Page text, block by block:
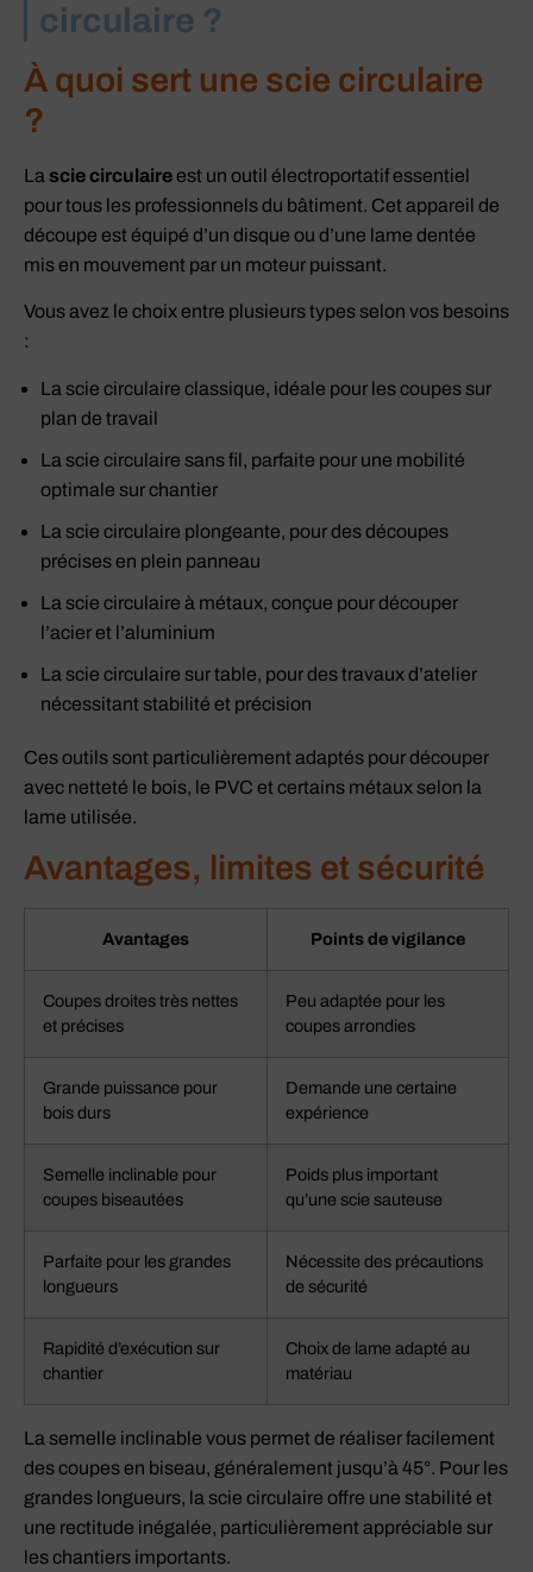
circulaire ?
À quoi sert une scie circulaire
?
La scie circulaireest un outil électroportatif essentiel
pour tous les professionnels du bâtiment. Cet appareil de
découpe est équipé d’un disque ou d’une lame dentée
mis en mouvement par un moteur puissant.
Vous avez le choix entre plusieurs types selon vos besoins
:
La scie circulaire classique, idéale pour les coupes sur
plan de travail
La scie circulaire sans fil, parfaite pour une mobilité
optimale sur chantier
La scie circulaire plongeante, pour des découpes
précises en plein panneau
La scie circulaire à métaux, conçue pour découper
l’acier et l’aluminium
La scie circulaire sur table, pour des travaux d’atelier
nécessitant stabilité et précision
Ces outils sont particulièrement adaptés pour découper
avec netteté le bois, le PVC et certains métaux selon la
lame utilisée.
Avantages, limites et sécurité
Avantages Points de vigilance
Coupes droites très nettes
et précises
Peu adaptée pour les
coupes arrondies
Grande puissance pour
bois durs
Demande une certaine
expérience
Semelle inclinable pour
coupes biseautées
Poids plus important
qu’une scie sauteuse
Parfaite pour les grandes
longueurs
Nécessite des précautions
de sécurité
Rapidité d’exécution sur
chantier
Choix de lame adapté au
matériau
La semelle inclinable vous permet de réaliser facilement
des coupes en biseau, généralement jusqu’à 45°. Pour les
grandes longueurs, la scie circulaire offre une stabilité et
une rectitude inégalée, particulièrement appréciable sur
les chantiers importants.